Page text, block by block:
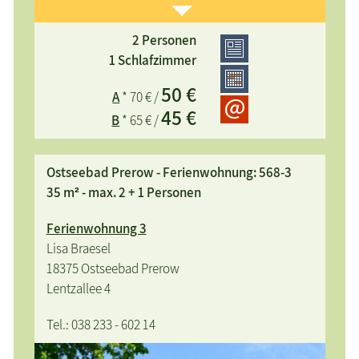
Ferienwohnung für 1-2 Personen, Nähe Barmer
Kurklinik, separater Eingang, Terrasse,
Gartenmöbel, Strand 10 Minuten, Hafen, Apotheke,
Arzt, Supermarkt 5 Minuten, W-LAN kostenlos
2 Personen
1 Schlafzimmer
A* 70 € /50 €
B* 65 € /45 €
Ostseebad Prerow - Ferienwohnung: 568-3
35 m² - max. 2 + 1 Personen
Ferienwohnung 3
Lisa Braesel
18375 Ostseebad Prerow
Lentzallee 4
Tel.: 038 233 - 602 14